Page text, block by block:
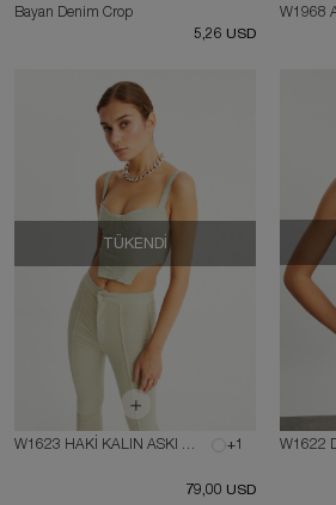
Bayan Denim Crop
5,26 USD
TÜKENDI
W1623 HAKİ KALIN ASKI BÜSTİYER +1
79,00 USD